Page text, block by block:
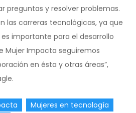
preguntas y resolver problemas.
las carreras tecnológicas, ya que
importante para el desarrollo
Mujer Impacta seguiremos
en ésta y otras áreas”,
Mujeres en tecnología